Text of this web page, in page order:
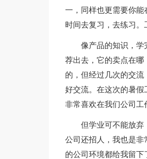
一，同样也更需要你
时间去复习，去练习。
像产品的知识，学
荐出去，它的卖点在哪
的，但经过几次的交
好交流。在这次的暑
非常喜欢在我们公司工
但学业可不能放弃
公司还招人，我也是
的公司环境都给我留